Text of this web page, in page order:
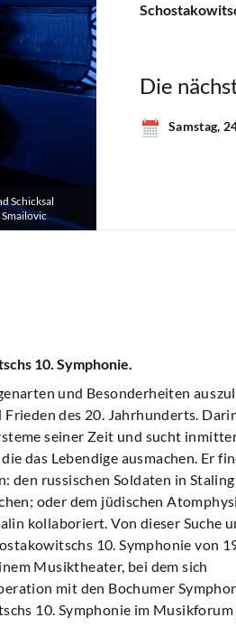
Schicksal
Die
Samstag,
10. Symphonie.
und Besonderheiten
Frieden des 20. Jahrhunderts.
seiner Zeit und sucht
das Lebendige ausmachen. Er
den russischen Soldaten in
oder dem jüdischen
kollaboriert. Von dieser Suche
10. Symphonie von
Musiktheater, bei dem sich
mit den Bochumer
10. Symphonie im